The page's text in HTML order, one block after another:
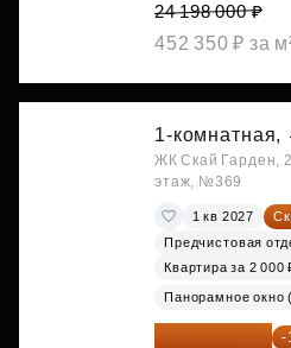
24 198 000 ₽
452 350 ₽ за
1-комнатная,
ЖК Скай Гарден,
этаж, №369
1 кв 2027
Предчистовая
Квартира за 2 000
Панорамное окно
20 084 340 ₽ -